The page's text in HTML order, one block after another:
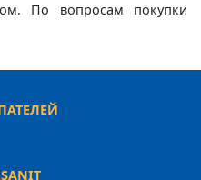
По вопросам покупки